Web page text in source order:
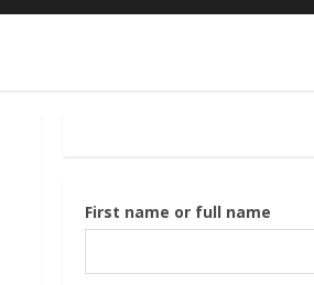
First name or full name